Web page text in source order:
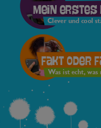
Mein erstes
Clever und cool
Fakt oder
Was ist echt, was